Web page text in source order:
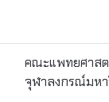
คณะแพทยศาส
จุฬาลงกรณ์มห